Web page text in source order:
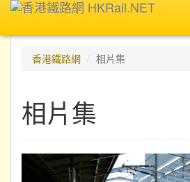
香港鐵路網
相片集
相片集